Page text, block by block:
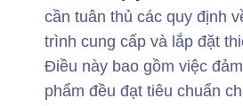
cần tuân thủ các quy định
trình cung cấp và lắp đặt
Điều này bao gồm việc
phẩm đều đạt tiêu chuẩn